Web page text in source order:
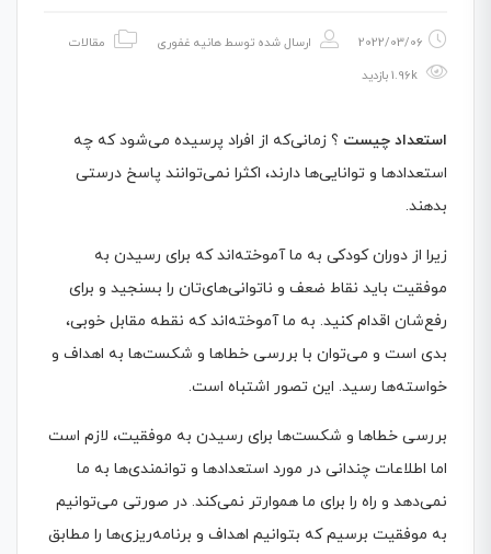
2022/03/06 ارسال شده توسطهانیه غفوری
مقالات
استعداد چیست ؟ زمانی‌که از افراد پرسیده می‌شود که چه
استعدادها و توانایی‌ها دارند، اکثرا نمی‌توانند پاسخ درستی
بدهند.
زیرا از دوران کودکی به ما آموخته‌اند که برای رسیدن به
موفقیت باید نقاط ضعف و ناتوانی‌های‌تان را بسنجید و برای
رفع‌شان اقدام کنید. به ما آموخته‌اند که نقطه مقابل خوبی،
بدی است و می‌توان با بررسی خطاها و شکست‌ها به اهداف و
خواسته‌ها رسید. این تصور اشتباه است.
بررسی خطاها و شکست‌ها برای رسیدن به موفقیت، لازم است
اما اطلاعات چندانی در مورد استعدادها و توانمندی‌ها به ما
نمی‌دهد و راه را برای ما هموارتر نمی‌کند. در صورتی می‌توانیم
به موفقیت برسیم که بتوانیم اهداف و برنامه‌ریزی‌ها را مطابق